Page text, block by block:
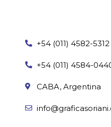
+54 (011) 4582-5312
+54 (011) 4584-
CABA, Argentina